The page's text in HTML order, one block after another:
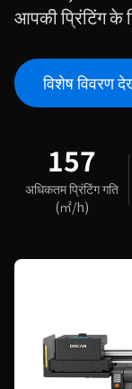
आपकी प्रिंटिंग के
विशेष विवरण
157
अधिकतम प्रिंटिंग गति
(㎡/h)